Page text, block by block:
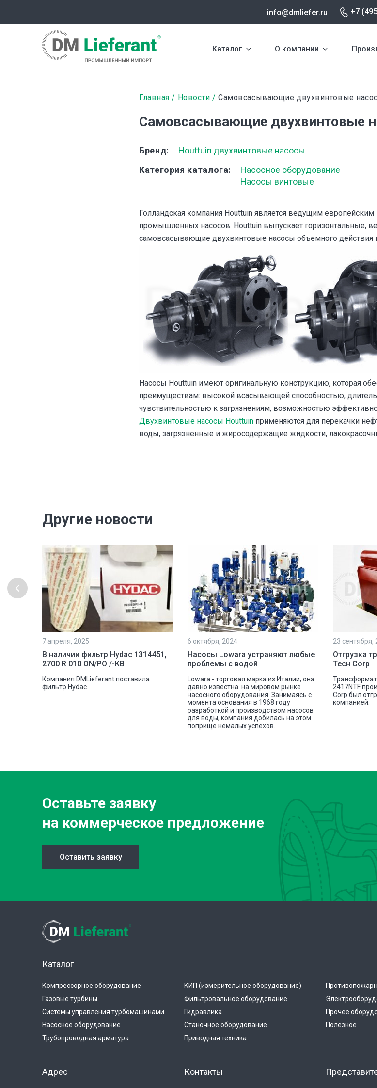
содержанию
info@dmliefer.ru +7
Каталог О компании
Строка
навигации
Главная Новости Самовсасывающие двухвинтовые
Самовсасывающие двухвинтовые
Бренд
Houttuin двухвинтовые насосы
Категория каталога
Насосное оборудование
Насосы винтовые
Голландская компания Houttuin является ведущим
промышленных насосов. Houttuin выпускает горизонтальные,
самовсасывающие двухвинтовые насосы объемного действия
Насосы Houttuin имеют оригинальную конструкцию, которая
преимуществам: высокой всасывающей способностью,
чувствительностью к загрязнениям, возможностью
Двухвинтовые насосы Houttuin применяются для перекачки
воды, загрязненные и жиросодержащие жидкости,
Другие новости
7 апреля, 2025
В наличии фильтр Hydac 1314451,
2700 R 010 ON/PO /-KB
Компания DMLieferant поставила
фильтр Hydac.
6 октября, 2024
Насосы Lowara устраняют любые
проблемы с водой
Lowara - торговая марка из Италии, она
давно известна на мировом рынке
насосного оборудования. Занимаясь с
момента основания в 1968 году
разработкой и производством насосов
для воды, компания добилась на этом
поприще немалых успехов.
23 сентября,
Отгрузка
Тесн Corp
2417NTF
Corp.был
компанией.
Оставьте заявку
на коммерческое предложение
Оставить заявку
Каталог
Компрессорное оборудование
Газовые турбины
Системы управления турбомашинами
Насосное оборудование
Трубопроводная арматура
КИП (измерительное оборудование)
Фильтровальное оборудование
Гидравлика
Станочное оборудование
Приводная техника
Прочее
Полезное
Адрес Контакты